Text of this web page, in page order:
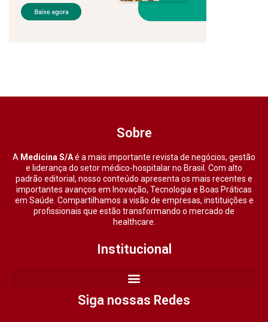
Sobre
A Medicina S/Aé a mais importante revista de negócios, gestão
e liderança do setor médico-hospitalar no Brasil. Com alto
padrão editorial, nosso conteúdo apresenta os mais recentes e
importantes avanços em Inovação, Tecnologia e Boas Práticas
em Saúde. Compartilhamos a visão de empresas, instituições e
profissionais que estão transformando o mercado de
healthcare.
Institucional
Siga nossas Redes